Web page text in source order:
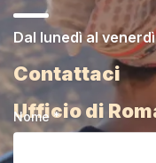
Dal lunedì al
Ufficio di
Contattaci
Nome *